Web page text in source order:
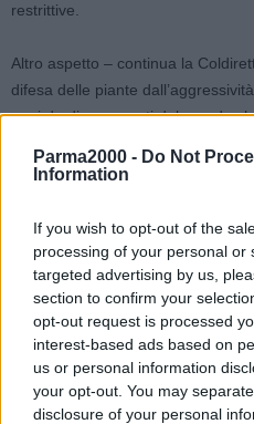
Parma2000 - Do Not
Information
If you wish to opt-out of the
processing of your personal or
targeted advertising by us,
section to confirm your
opt-out request is processed
interest-based ads based on
us or personal information
your opt-out. You may
disclosure of your personal
restrittive.
Altro aspetto – continua la
difesa delle piante
anni da diverse parti del mondo
adeguatamente per garantire a
sulla loro sicurezza. Già da
betulle e frassini. E con il periodo,
da polline e più avanti anche delle
secondo le autorità sanitarie,
popolazione Si tratta dunque –
derogabili che vanno affidati a
di tutte le precauzioni necessarie
Coronavirus. Il verde urbano
3,7% in un quinquennio ed ha